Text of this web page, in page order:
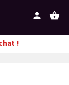
shopping_basket
person
!